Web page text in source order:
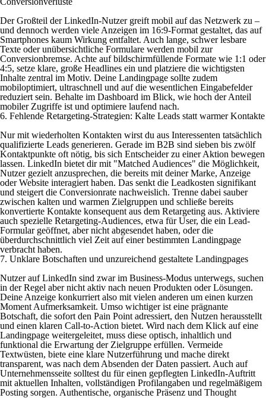
Der Großteil der LinkedIn-Nutzer greift mobil auf das Netzwerk zu –
und dennoch werden viele Anzeigen im 16:9-Format gestaltet, das auf
Smartphones kaum Wirkung entfaltet. Auch lange, schwer lesbare
Texte oder unübersichtliche Formulare werden mobil zur
Conversionbremse. Achte auf bildschirmfüllende Formate wie 1:1 oder
4:5, setze klare, große Headlines ein und platziere die wichtigsten
Inhalte zentral im Motiv. Deine Landingpage sollte zudem
mobiloptimiert, ultraschnell und auf die wesentlichen Eingabefelder
reduziert sein. Behalte im Dashboard im Blick, wie hoch der Anteil
mobiler Zugriffe ist und optimiere laufend nach.
6. Fehlende Retargeting-Strategien: Kalte Leads statt warmer Kontakte
Nur mit wiederholten Kontakten wirst du aus Interessenten tatsächlich
qualifizierte Leads generieren. Gerade im B2B sind sieben bis zwölf
Kontaktpunkte oft nötig, bis sich Entscheider zu einer Aktion bewegen
lassen. LinkedIn bietet dir mit "Matched Audiences" die Möglichkeit,
Nutzer gezielt anzusprechen, die bereits mit deiner Marke, Anzeige
oder Website interagiert haben. Das senkt die Leadkosten signifikant
und steigert die Conversionrate nachweislich. Trenne dabei sauber
zwischen kalten und warmen Zielgruppen und schließe bereits
konvertierte Kontakte konsequent aus dem Retargeting aus. Aktiviere
auch spezielle Retargeting-Audiences, etwa für User, die ein Lead-
Formular geöffnet, aber nicht abgesendet haben, oder die
überdurchschnittlich viel Zeit auf einer bestimmten Landingpage
verbracht haben.
7. Unklare Botschaften und unzureichend gestaltete Landingpages
Nutzer auf LinkedIn sind zwar im Business-Modus unterwegs, suchen
in der Regel aber nicht aktiv nach neuen Produkten oder Lösungen.
Deine Anzeige konkurriert also mit vielen anderen um einen kurzen
Moment Aufmerksamkeit. Umso wichtiger ist eine prägnante
Botschaft, die sofort den Pain Point adressiert, den Nutzen herausstellt
und einen klaren Call-to-Action bietet. Wird nach dem Klick auf eine
Landingpage weitergeleitet, muss diese optisch, inhaltlich und
funktional die Erwartung der Zielgruppe erfüllen. Vermeide
Textwüsten, biete eine klare Nutzerführung und mache direkt
transparent, was nach dem Absenden der Daten passiert. Auch auf
Unternehmensseite solltest du für einen gepflegten LinkedIn-Auftritt
mit aktuellen Inhalten, vollständigen Profilangaben und regelmäßigem
Posting sorgen. Authentische, organische Präsenz und Thought